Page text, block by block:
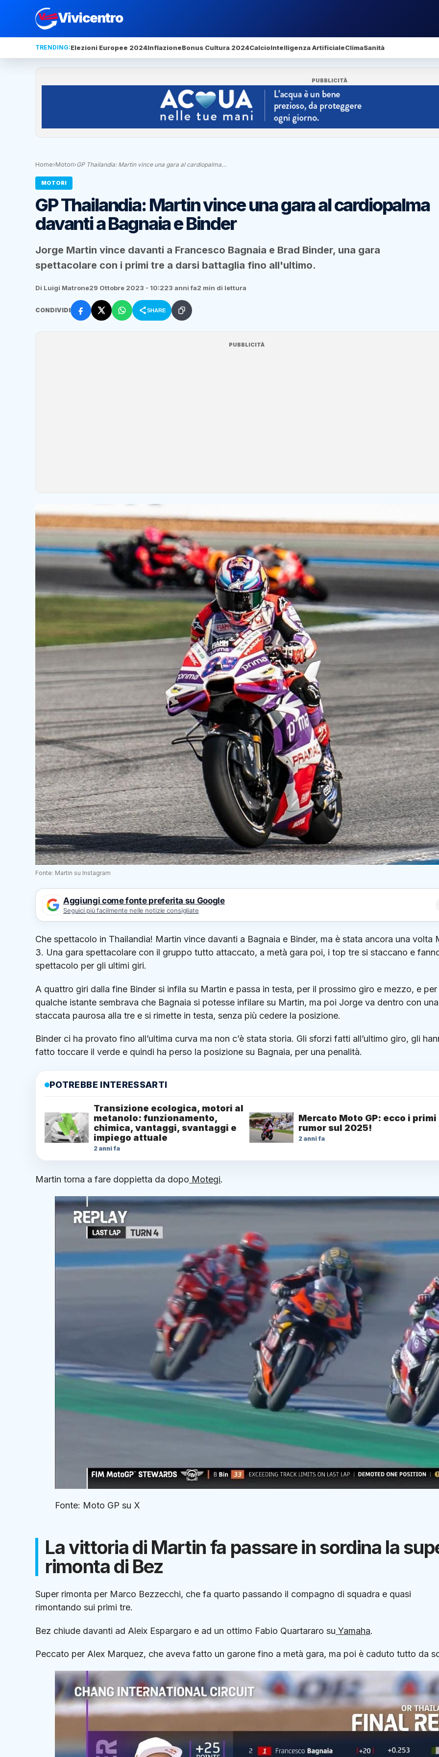
Vivicentro
TRENDING:Elezioni Europee 2024InflazioneBonus Cultura 2024CalcioIntelligenza ArtificialeClimaSanità
PUBBLICITÀ
Home›Motori›GP Thailandia: Martin vince una gara al cardiopalma…
MOTORI
GP Thailandia: Martin vince una gara al cardiopalma
davanti a Bagnaia e Binder
Jorge Martin vince davanti a Francesco Bagnaia e Brad Binder, una gara
spettacolare con i primi tre a darsi battaglia fino all'ultimo.
Di Luigi Matrone29 Ottobre 2023 - 10:223 anni fa2 min di lettura
CONDIVIDI SHARE
PUBBLICITÀ
Fonte: Martin su Instagram
Aggiungi come fonte preferita su Google
Seguici più facilmente nelle notizie consigliate
Che spettacolo in Thailandia! Martin vince davanti a Bagnaia e Binder, ma è stata ancora una volta
3. Una gara spettacolare con il gruppo tutto attaccato, a metà gara poi, i top tre si staccano e
spettacolo per gli ultimi giri.
A quattro giri dalla fine Binder si infila su Martin e passa in testa, per il prossimo giro e mezzo, e per
qualche istante sembrava che Bagnaia si potesse infilare su Martin, ma poi Jorge va dentro con una
staccata paurosa alla tre e si rimette in testa, senza più cedere la posizione.
Binder ci ha provato fino all’ultima curva ma non c’è stata storia. Gli sforzi fatti all’ultimo giro, gli
fatto toccare il verde e quindi ha perso la posizione su Bagnaia, per una penalità.
POTREBBE INTERESSARTI
Transizione ecologica, motori al
metanolo: funzionamento,
chimica, vantaggi, svantaggi e
impiego attuale
2 anni fa
Mercato Moto GP: ecco i primi
rumor sul 2025!
2 anni fa
Martin torna a fare doppietta da dopo Motegi.
Fonte: Moto GP su X
La vittoria di Martin fa passare in sordina la
rimonta di Bez
Super rimonta per Marco Bezzecchi, che fa quarto passando il compagno di squadra e quasi
rimontando sui primi tre.
Bez chiude davanti ad Aleix Espargaro e ad un ottimo Fabio Quartararo su Yamaha.
Peccato per Alex Marquez, che aveva fatto un garone fino a metà gara, ma poi è caduto tutto da